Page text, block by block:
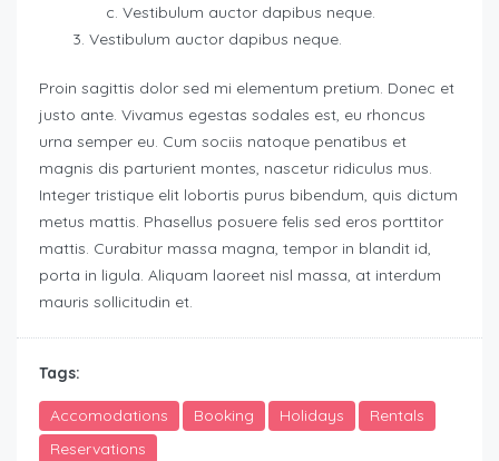
Vestibulum auctor dapibus neque.
Vestibulum auctor dapibus neque.
Proin sagittis dolor sed mi elementum pretium. Donec et
justo ante. Vivamus egestas sodales est, eu rhoncus
urna semper eu. Cum sociis natoque penatibus et
magnis dis parturient montes, nascetur ridiculus mus.
Integer tristique elit lobortis purus bibendum, quis dictum
metus mattis. Phasellus posuere felis sed eros porttitor
mattis. Curabitur massa magna, tempor in blandit id,
porta in ligula. Aliquam laoreet nisl massa, at interdum
mauris sollicitudin et.
Tags:
Accomodations Booking Holidays
Rentals
Reservations